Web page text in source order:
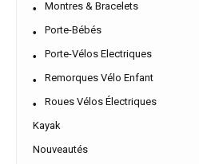
Montres & Bracelets
Porte-Bébés
Porte-Vélos Electriques
Remorques Vélo Enfant
Roues Vélos Électriques
Kayak
Nouveautés